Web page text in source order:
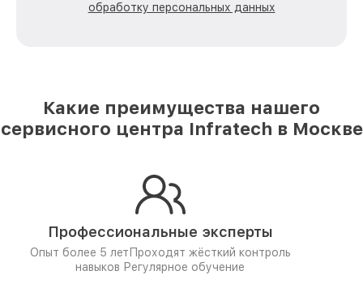
обработку персональных данных
Какие преимущества нашего
сервисного центра Infratech в Москве
Профессиональные эксперты
Опыт более 5 лет Проходят жёсткий контроль
навыков Регулярное обучение